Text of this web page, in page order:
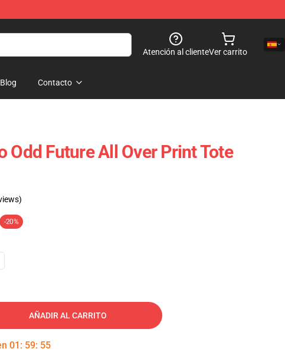
Atención al clienteVer carrito
Blog Contacto
Odd Future All Over Print Tote
-20%
AÑADIR AL CARRITO
01 : 59: 54